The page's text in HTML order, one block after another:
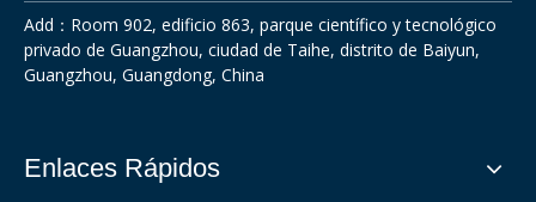
Add：Room 902, edificio 863, parque científico y tecnológico
privado de Guangzhou, ciudad de Taihe, distrito de Baiyun,
Guangzhou, Guangdong, China
Enlaces Rápidos